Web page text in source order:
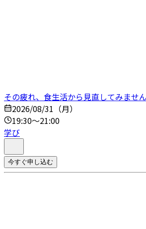
その疲れ、食生活から見直してみませ
2026/08/31（月）
19:30～21:00
学び
今すぐ申し込む